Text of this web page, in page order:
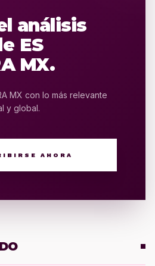
análisis
ES
MX.
MX con lo más relevante
y global.
AHORA